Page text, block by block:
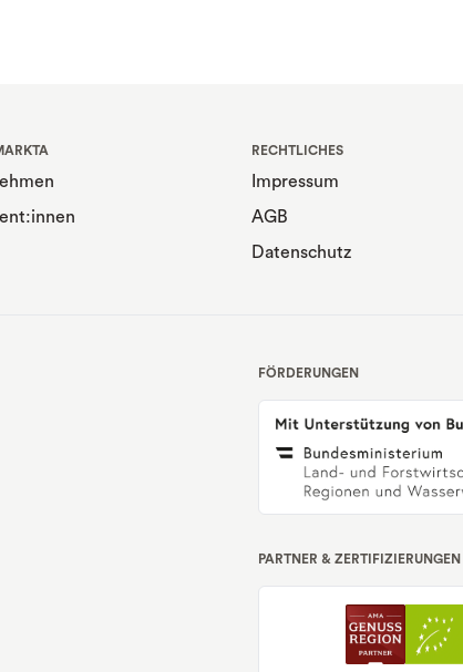
RECHTLICHES
Impressum
AGB
Datenschutz
FÖRDERUNGEN
PARTNER & ZERTIFIZIERUNGEN